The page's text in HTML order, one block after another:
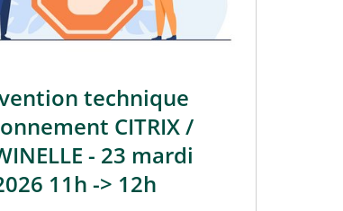
technique
CITRIX /
- 23 mardi
11h -> 12h